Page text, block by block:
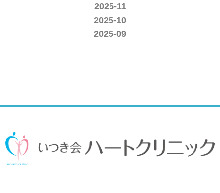
2025-11
2025-10
2025-09